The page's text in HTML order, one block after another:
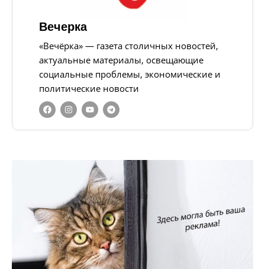
Вечерка
«Вечёрка» — газета столичных новостей,
актуальные материалы, освещающие
социальные проблемы, экономические и
политические новости